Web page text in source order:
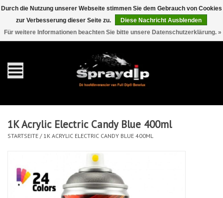
EUR 0 Artikel - €0,00
Gallonen
Sprays
Sets
Zubehör
1K Acrylic Electric Candy Blue 400ml
STARTSEITE / 1K ACRYLIC ELECTRIC CANDY BLUE 400ML
Durch die Nutzung unserer Webseite stimmen Sie dem Gebrauch von Cookies
zur Verbesserung dieser Seite zu.
Diese Nachricht Ausblenden
Für weitere Informationen beachten Sie bitte unsere Datenschutzerklärung. »